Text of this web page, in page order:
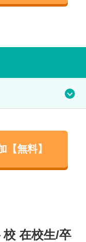
ル3F
【無料】
在校生/卒